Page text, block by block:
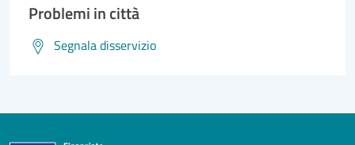
Problemi in città
Segnala disservizio